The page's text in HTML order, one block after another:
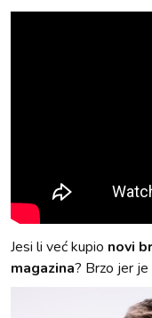
Jesi li već kupio novi
magazina? Brzo jer je